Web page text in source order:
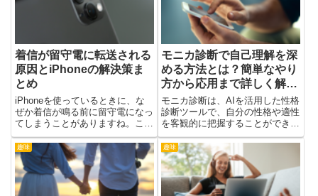
着信が留守電に転送される
原因とiPhoneの解決策ま
とめ
iPhoneを使っているときに、な
ぜか着信が鳴る前に留守電になっ
てしまうことがありますね。これ
は設定や通信環境、あるいはソフ
トウェアの特性によるものが多い
です。例えば、集中モードがオン
になっている場合や、通信環境が
良くない時、また機内モード...
モニカ診断で自己理解を深
める方法とは？簡単なやり
方から応用まで詳しく解
説！
モニカ診断は、AIを活用した性格
診断ツールで、自分の性格や適性
を客観的に把握することができま
す。本記事では、モニカ診断の基
本情報から具体的なやり方、活用
方法、AIの仕組みまで詳しく解説
します。モニカ診断とは？基本情
報と特徴モニカ診断の概要モ...
趣味 趣味